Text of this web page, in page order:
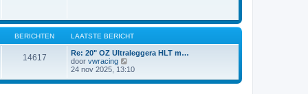
b
e
r
i
c
h
l
t
s
b
BERICHTEN LAATSTE BERICHT
14617
Re: 20" OZ Ultraleggera HLT m…
door vwracing
e
i
24 nov 2025, 13:10